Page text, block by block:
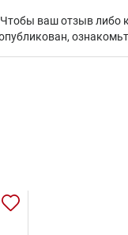
Чтобы ваш отзыв либо